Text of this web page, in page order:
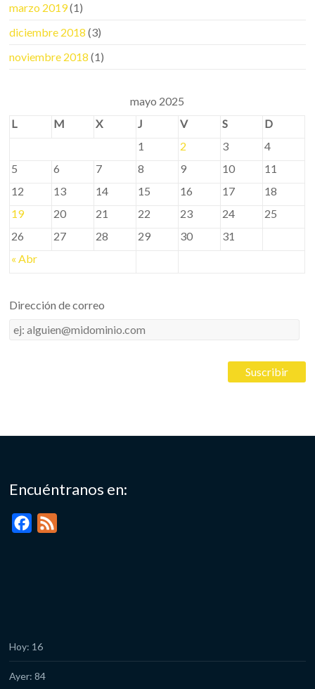
marzo 2019(1)
diciembre 2018 (3)
noviembre 2018 (1)
mayo 2025
L
M X J V S D
« Abr
1 2 3
4
5
6 7 8 9 10
11
12
13 14 15 16 17
18
19
20 21 22 23 24
25
26
27 28 29 30 31
Dirección de correo
Dirección
de
Encuéntranos en:
o
k
Hoy: 16
Ayer: 84